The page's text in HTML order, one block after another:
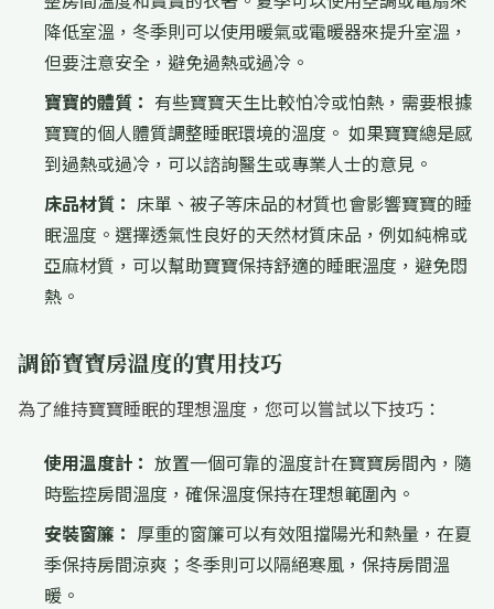
降低室溫，冬季則可以使用暖氣或電暖器來提升室溫，
但要注意安全，避免過熱或過冷。
寶寶的體質： 有些寶寶天生比較怕冷或怕熱，需要根據
寶寶的個人體質調整睡眠環境的溫度。 如果寶寶總是感
到過熱或過冷，可以諮詢醫生或專業人士的意見。
床品材質： 床單、被子等床品的材質也會影響寶寶的睡
眠溫度。選擇透氣性良好的天然材質床品，例如純棉或
亞麻材質，可以幫助寶寶保持舒適的睡眠溫度，避免悶
熱。
調節寶寶房溫度的實用技巧
為了維持寶寶睡眠的理想溫度，您可以嘗試以下技巧：
使用溫度計： 放置一個可靠的溫度計在寶寶房間內，隨
時監控房間溫度，確保溫度保持在理想範圍內。
安裝窗簾： 厚重的窗簾可以有效阻擋陽光和熱量，在夏
季保持房間涼爽；冬季則可以隔絕寒風，保持房間溫
暖。